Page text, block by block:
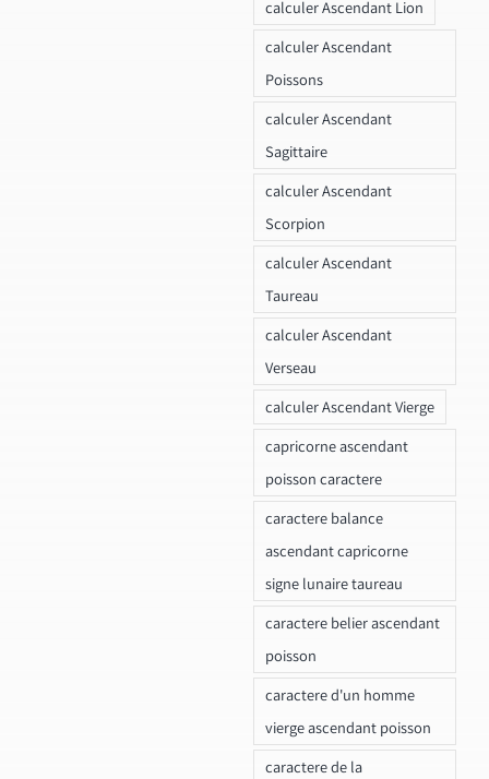
calculer Ascendant Lion
calculer Ascendant
Poissons
calculer Ascendant
Sagittaire
calculer Ascendant
Scorpion
calculer Ascendant
Taureau
calculer Ascendant
Verseau
calculer Ascendant Vierge
capricorne ascendant
poisson caractere
caractere balance
ascendant capricorne
signe lunaire taureau
caractere belier ascendant
poisson
caractere d'un homme
vierge ascendant poisson
caractere de la